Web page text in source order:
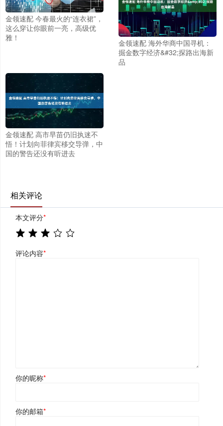
金领速配 今春最火的“连衣裙”，
这么穿让你眼前一亮，高级优
雅！
金领速配 海外华商中国寻机：
掘金数字经济&#32;探路出海新
品
金领速配 高市早苗仍旧执迷不
悟！计划向菲律宾移交导弹，中
国的警告还没有听进去
相关评论
本文评分*
评论内容*
你的昵称*
你的邮箱*